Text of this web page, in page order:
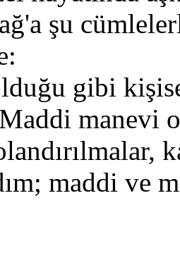
şu
gibi
manevi
maddi ve